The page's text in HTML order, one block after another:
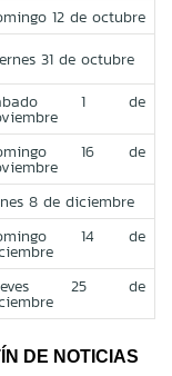
12 de octubre
31 de octubre
1 de
16 de
8 de diciembre
14 de
25 de
DE NOTICIAS